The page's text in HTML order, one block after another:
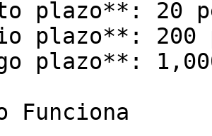
plazo**: 20
plazo**: 200
plazo**:
Funciona